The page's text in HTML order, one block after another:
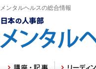
メンタルヘルスの総合情報